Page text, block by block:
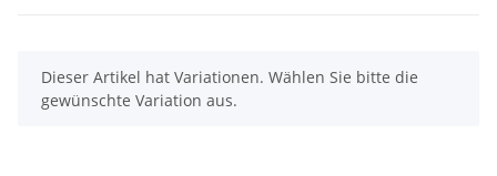
x
Dieser Artikel hat Variationen. Wählen Sie bitte die
gewünschte Variation aus.